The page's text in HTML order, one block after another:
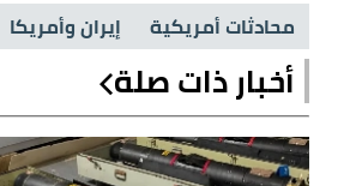
محادثات أمريكية إيران وأمريكا
أخبار ذات صلة